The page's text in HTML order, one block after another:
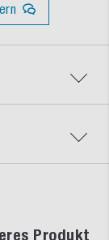
Produkt